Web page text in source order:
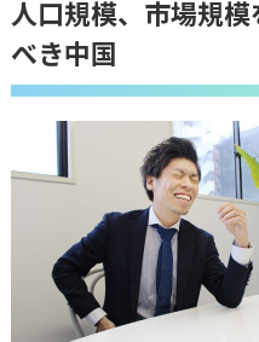
人口規模、市場規
べき中国